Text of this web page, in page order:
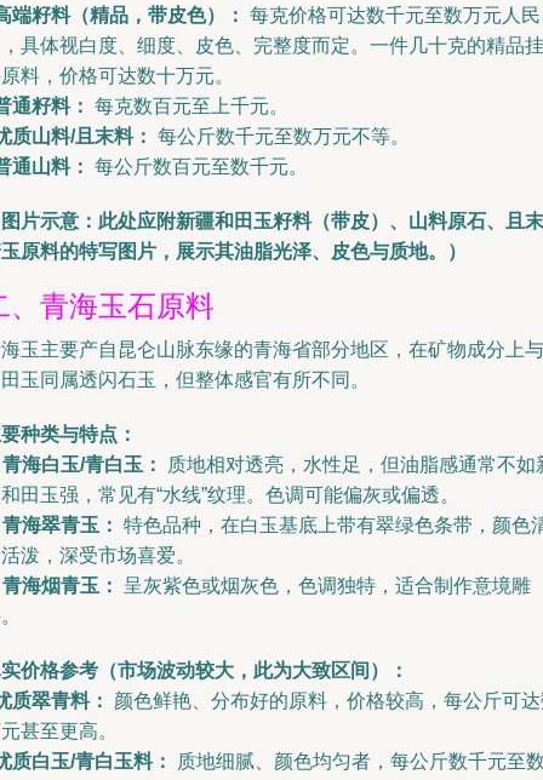
端籽料（精品，带皮色）： 每克价格可达数千元至数万元人民
具体视白度、细度、皮色、完整度而定。一件几十克的精品挂
料，价格可达数十万元。
通籽料： 每克数百元至上千元。
质山料/且末料： 每公斤数千元至数万元不等。
通山料： 每公斤数百元至数千元。
片示意：此处应附新疆和田玉籽料（带皮）、山料原石、且末
原料的特写图片，展示其油脂光泽、皮色与质地。）
、青海玉石原料
玉主要产自昆仑山脉东缘的青海省部分地区，在矿物成分上与
玉同属透闪石玉，但整体感官有所不同。
种类与特点：
青海白玉/青白玉：
质地相对透亮，水性足，但油脂感通常不如
田玉强，常见有“水线”纹理。色调可能偏灰或偏透。
青海翠青玉： 特色品种，在白玉基底上带有翠绿色条带，颜色
泼，深受市场喜爱。
青海烟青玉：
呈灰紫色或烟灰色，色调独特，适合制作意境雕
价格参考（市场波动较大，此为大致区间）：
质翠青料：
颜色鲜艳、分布好的原料，价格较高，每公斤可
甚至更高。
质白玉/青白玉料：
质地细腻、颜色均匀者，每公斤数千元至